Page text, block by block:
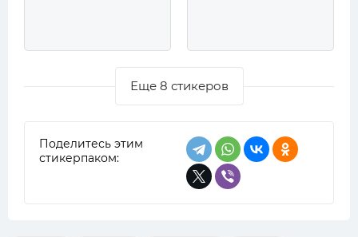
Еще 8 стикеров
Поделитесь этим
стикерпаком: